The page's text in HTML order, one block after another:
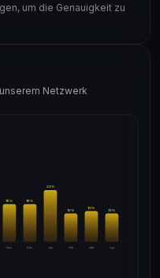
um die Genauigkeit zu
Netzwerk
Nov
16%
Dez
16%
Jan
22%
Feb
12%
Mär
13%
Apr
12%